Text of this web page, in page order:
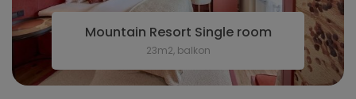
Mountain Resort Single room
23m2, balkon